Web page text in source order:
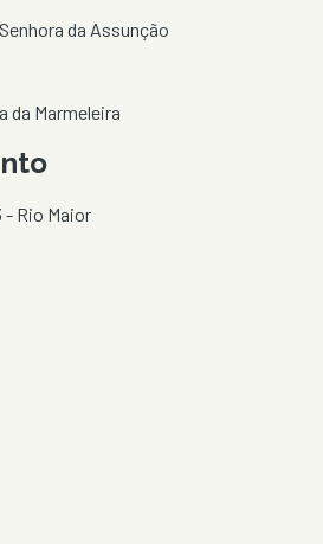
da Assunção
da Marmeleira
- Rio Maior